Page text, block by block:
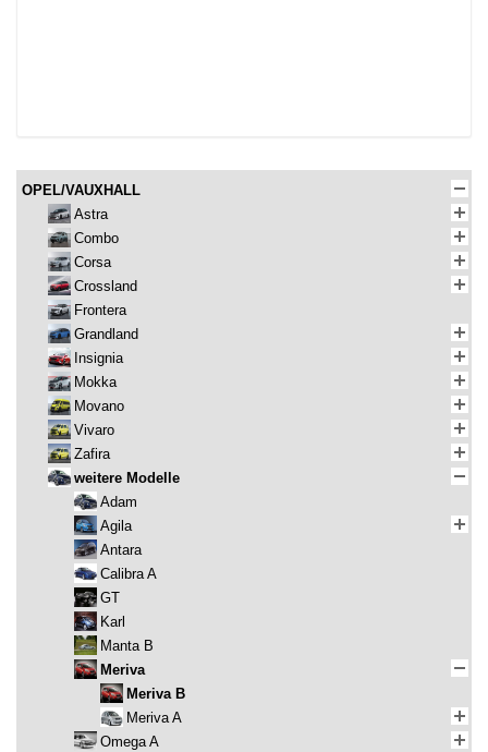
OPEL/VAUXHALL
Astra
Combo
Corsa
Crossland
Frontera
Grandland
Insignia
Mokka
Movano
Vivaro
Zafira
weitere Modelle
Adam
Agila
Antara
Calibra A
GT
Karl
Manta B
Meriva
Meriva B
Meriva A
Omega A